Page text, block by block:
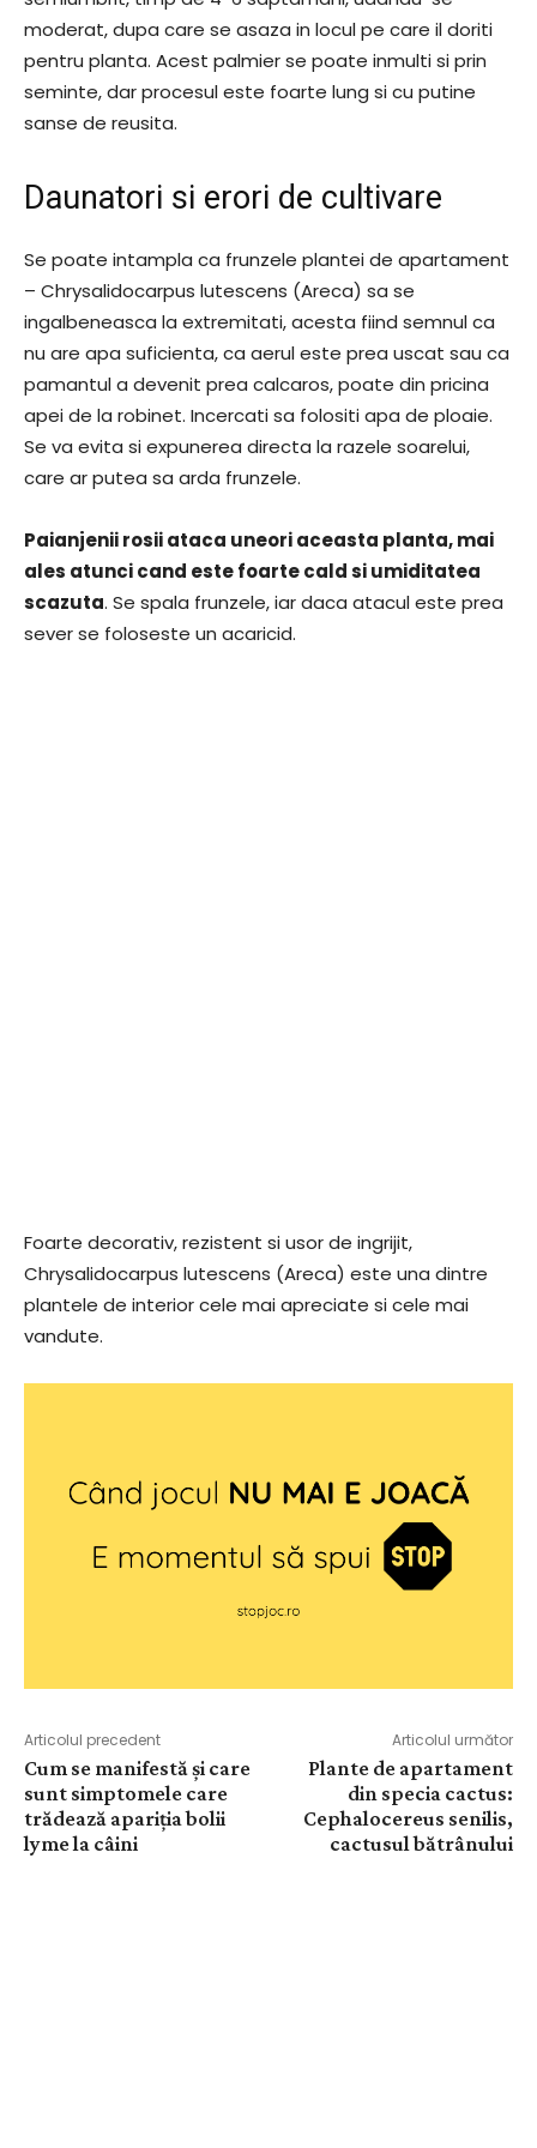
moderat, dupa care se asaza in locul pe care il doriti
pentru planta. Acest palmier se poate inmulti si prin
seminte, dar procesul este foarte lung si cu putine
sanse de reusita.
Daunatori si erori de cultivare
Se poate intampla ca frunzele plantei de apartament
– Chrysalidocarpus lutescens (Areca) sa se
ingalbeneasca la extremitati, acesta fiind semnul ca
nu are apa suficienta, ca aerul este prea uscat sau ca
pamantul a devenit prea calcaros, poate din pricina
apei de la robinet. Incercati sa folositi apa de ploaie.
Se va evita si expunerea directa la razele soarelui,
care ar putea sa arda frunzele.
Paianjenii rosii ataca uneori aceasta planta, mai
ales atunci cand este foarte cald si umiditatea
scazuta. Se spala frunzele, iar daca atacul este prea
sever se foloseste un acaricid.
Foarte decorativ, rezistent si usor de ingrijit,
Chrysalidocarpus lutescens (Areca) este una dintre
plantele de interior cele mai apreciate si cele mai
vandute.
Articolul precedent
Cum se manifestă și care
sunt simptomele care
trădează apariția bolii
lyme la câini
Articolul următor
Plante de apartament
din specia cactus:
Cephalocereus senilis,
cactusul bătrânului